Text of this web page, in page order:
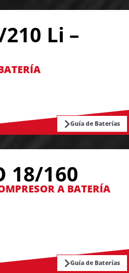
210 Li –
Guía de Baterías
18/160
A BATERÍA
Guía de Baterías